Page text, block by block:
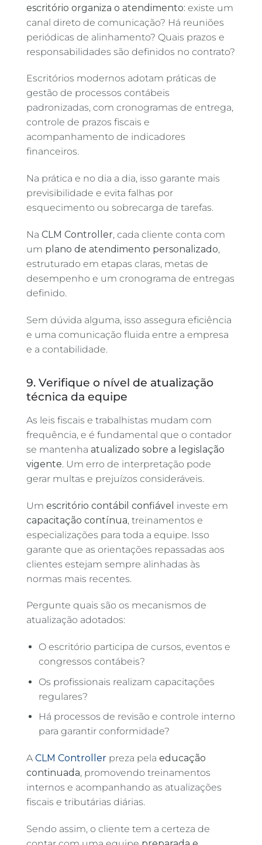
escritório organiza o atendimento: existe um
canal direto de comunicação? Há reuniões
periódicas de alinhamento? Quais prazos e
responsabilidades são definidos no contrato?
Escritórios modernos adotam práticas de
gestão de processos contábeis
padronizadas, com cronogramas de entrega,
controle de prazos fiscais e
acompanhamento de indicadores
financeiros.
Na prática e no dia a dia, isso garante mais
previsibilidade e evita falhas por
esquecimento ou sobrecarga de tarefas.
Na CLM Controller, cada cliente conta com
um plano de atendimento personalizado,
estruturado em etapas claras, metas de
desempenho e um cronograma de entregas
definido.
Sem dúvida alguma, isso assegura eficiência
e uma comunicação fluida entre a empresa
e a contabilidade.
9. Verifique o nível de atualização
técnica da equipe
As leis fiscais e trabalhistas mudam com
frequência, e é fundamental que o contador
se mantenha atualizado sobre a legislação
vigente. Um erro de interpretação pode
gerar multas e prejuízos consideráveis.
Um escritório contábil confiável investe em
capacitação contínua, treinamentos e
especializações para toda a equipe. Isso
garante que as orientações repassadas aos
clientes estejam sempre alinhadas às
normas mais recentes.
Pergunte quais são os mecanismos de
atualização adotados:
O escritório participa de cursos, eventos e
congressos contábeis?
Os profissionais realizam capacitações
regulares?
Há processos de revisão e controle interno
para garantir conformidade?
A CLM Controller preza pela educação
continuada, promovendo treinamentos
internos e acompanhando as atualizações
fiscais e tributárias diárias.
Sendo assim, o cliente tem a certeza de